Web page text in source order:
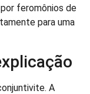
feromônios de
para uma
A